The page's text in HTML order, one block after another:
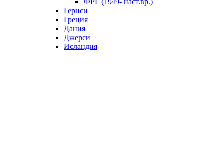
ФРГ (1949- наст.вр.)
Гернси
Греция
Дания
Джерси
Исландия